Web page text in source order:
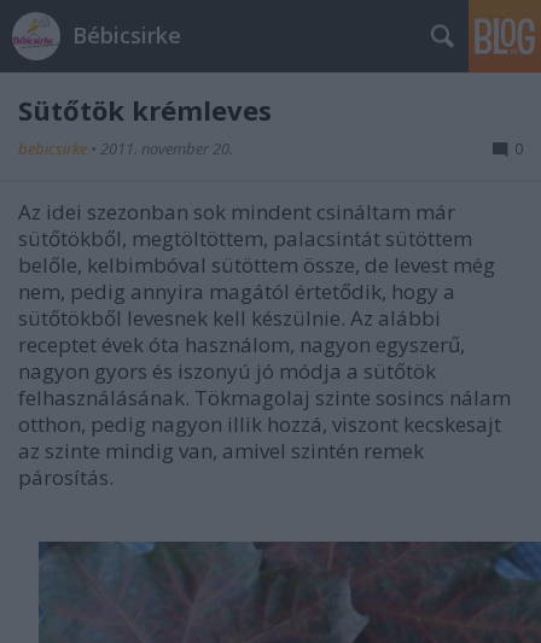
Bébicsirke
Sütőtök krémleves
bebicsirke • 2011. november 20. 0
Az idei szezonban sok mindent csináltam már
sütőtökből, megtöltöttem, palacsintát sütöttem
belőle, kelbimbóval sütöttem össze, de levest még
nem, pedig annyira magától értetődik, hogy a
sütőtökből levesnek kell készülnie. Az alábbi
receptet évek óta használom, nagyon egyszerű,
nagyon gyors és iszonyú jó módja a sütőtök
felhasználásának. Tökmagolaj szinte sosincs nálam
otthon, pedig nagyon illik hozzá, viszont kecskesajt
az szinte mindig van, amivel szintén remek
párosítás.